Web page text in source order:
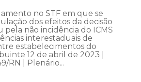
no STF em que se
dos efeitos da decisão
não incidência do ICMS
interestaduais de
estabelecimentos do
12 de abril de 2023 |
RN | Plenário...